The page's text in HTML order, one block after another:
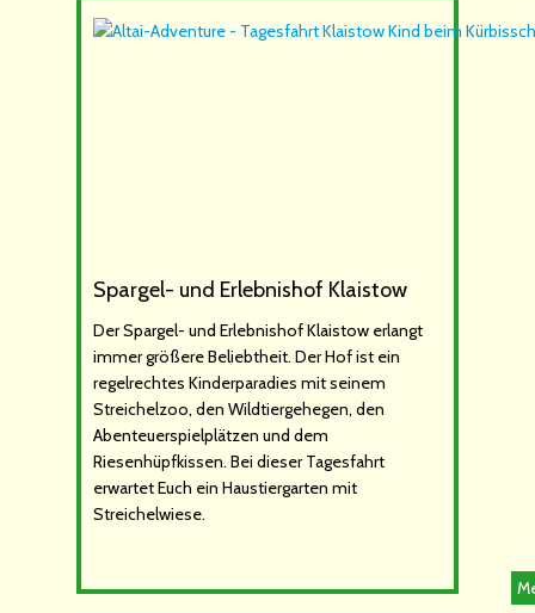
Spargel- und Erlebnishof Klaistow
Der Spargel- und Erlebnishof Klaistow erlangt
immer größere Beliebtheit. Der Hof ist ein
regelrechtes Kinderparadies mit seinem
Streichelzoo, den Wildtiergehegen, den
Abenteuerspielplätzen und dem
Riesenhüpfkissen. Bei dieser Tagesfahrt
erwartet Euch ein Haustiergarten mit
Streichelwiese.